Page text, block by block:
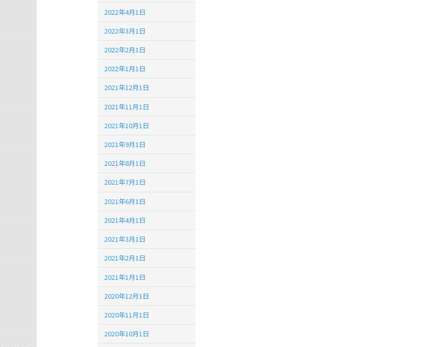
2022年4月1日
2022年3月1日
2022年2月1日
2022年1月1日
2021年12月1日
2021年11月1日
2021年10月1日
2021年9月1日
2021年8月1日
2021年7月1日
2021年6月1日
2021年4月1日
2021年3月1日
2021年2月1日
2021年1月1日
2020年12月1日
2020年11月1日
2020年10月1日